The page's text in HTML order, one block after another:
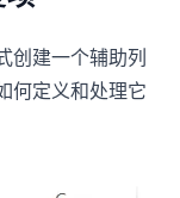
创建一个辅助列
何定义和处理它